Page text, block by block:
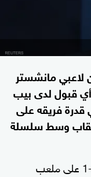
مانشستر
قبول لدى بيب
قدرة فريقه على
وسط سلسلة